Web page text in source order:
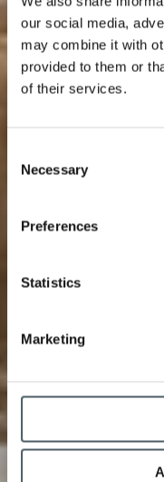
our social media,
may combine it with
provided to them or
of their services.
Selection
Necessary
Preferences
Statistics
Marketing